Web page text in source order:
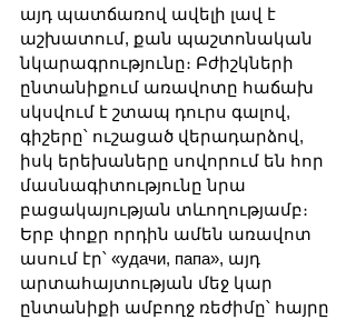
այդ պատճառով ավելի լավ է
աշխատում, քան պաշտոնական
նկարագրությունը։ Բժիշկների
ընտանիքում առավոտը հաճախ
սկսվում է շտապ դուրս գալով,
գիշերը՝ ուշացած վերադարձով,
իսկ երեխաները սովորում են հոր
մասնագիտությունը նրա
բացակայության տևողությամբ։
Երբ փոքր որդին ամեն առավոտ
ասում էր՝ «удачи, папа», այդ
արտահայտության մեջ կար
ընտանիքի ամբողջ ռեժիմը՝ հայրը